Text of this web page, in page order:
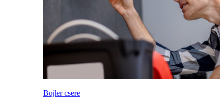
Bojler csere